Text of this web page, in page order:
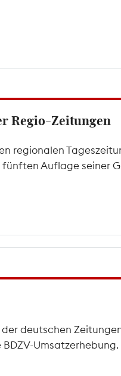
Regio-Zeitungen
regionalen
Auflage seiner
deutschen